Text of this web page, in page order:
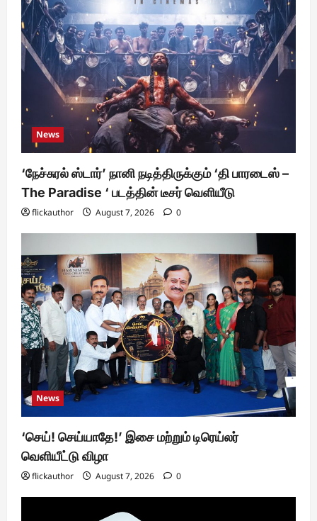
News
‘நேச்சுரல் ஸ்டார்’ நானி நடித்திருக்கும் ‘தி பாரடைஸ் –
The Paradise ‘ படத்தின் டீசர் வெளியீடு
flickauthor August 7, 2026 0
News
‘செய்! செய்யாதே!’ இசை மற்றும் டிரெய்லர்
வெளியீட்டு விழா
flickauthor August 7, 2026 0